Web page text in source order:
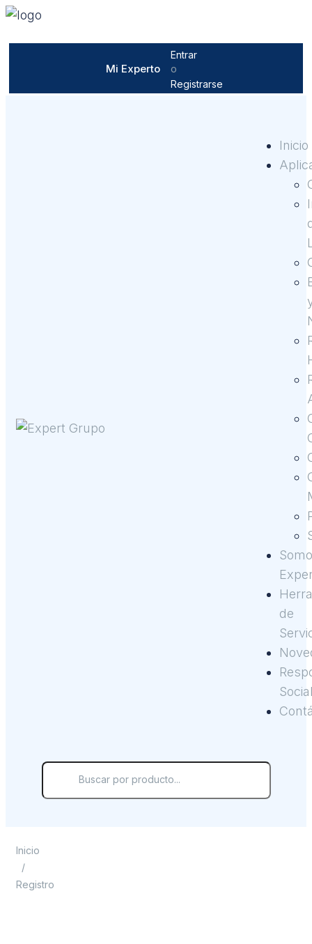
Mi Experto
Entrar
o
Registrarse
Inicio
de
Inicio
/
Registro